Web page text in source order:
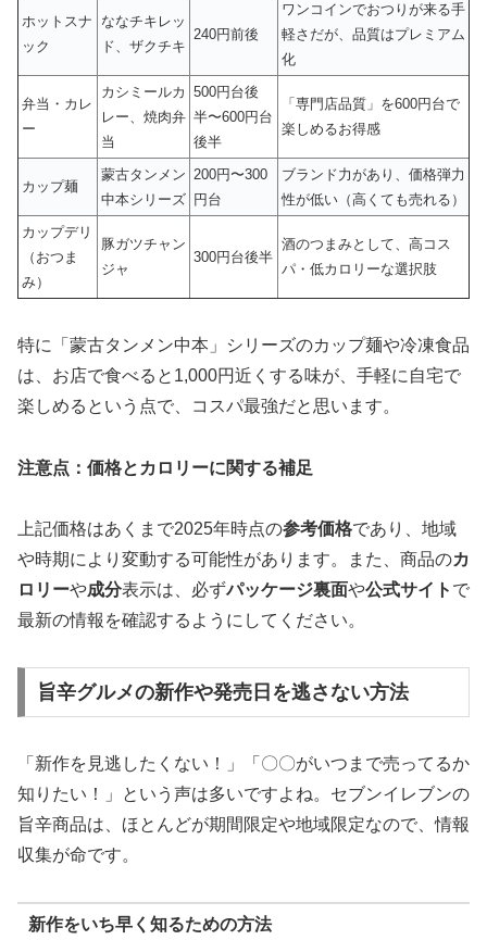
ホットスナ
ック
ななチキレッ
ド、ザクチキ
240円前後
ワンコインでおつりが来る手
軽さだが、品質はプレミアム
化
弁当・カレ
ー
カシミールカ
レー、焼肉弁
当
500円台後
半〜600円台
後半
「専門店品質」を600円台で
楽しめるお得感
カップ麺
蒙古タンメン
中本シリーズ
200円〜300
円台
ブランド力があり、価格弾力
性が低い（高くても売れる）
カップデリ
（おつま
み）
豚ガツチャン
ジャ
300円台後半
酒のつまみとして、高コス
パ・低カロリーな選択肢
特に「蒙古タンメン中本」シリーズのカップ麺や冷凍食品
は、お店で食べると1,000円近くする味が、手軽に自宅で
楽しめるという点で、コスパ最強だと思います。
注意点：価格とカロリーに関する補足
上記価格はあくまで2025年時点の参考価格であり、地域
や時期により変動する可能性があります。また、商品のカ
ロリーや成分表示は、必ずパッケージ裏面や公式サイト で
最新の情報を確認するようにしてください。
旨辛グルメの新作や発売日を逃さない方法
「新作を見逃したくない！」「〇〇がいつまで売ってるか
知りたい！」という声は多いですよね。セブンイレブンの
旨辛商品は、ほとんどが期間限定や地域限定なので、情報
収集が命です。
新作をいち早く知るための方法